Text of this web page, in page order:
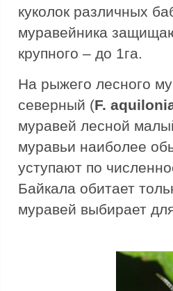
куколок различных
муравейника
крупного – до 1га.
На рыжего лесного
северный (F.
муравей лесной
муравьи наиболее
уступают по
Байкала обитает
муравей выбирает